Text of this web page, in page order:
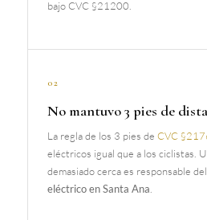
bajo CVC §21200.
02
No mantuvo 3 pies de
La regla de los 3 pies de CVC
eléctricos igual que a los ciclistas.
demasiado cerca es responsable del
eléctrico en Santa Ana